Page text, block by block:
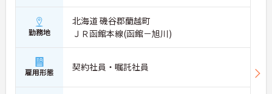
勤務地
北海道 磯谷郡蘭越町
ＪＲ函館本線(函館－旭川)
雇用形態 契約社員・嘱託社員